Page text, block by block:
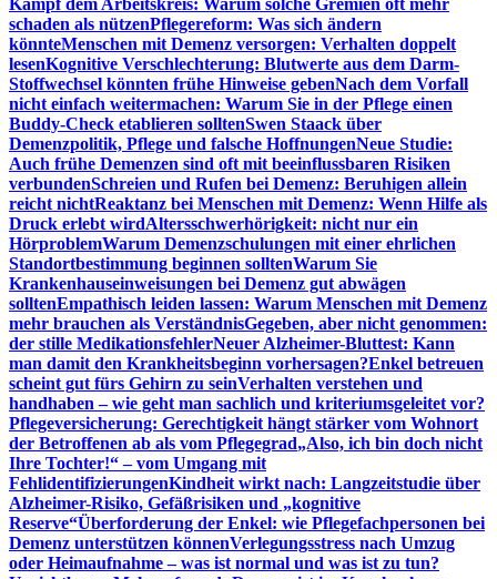
Kampf dem Arbeitskreis: Warum solche Gremien oft mehr
schaden als nützenPflegereform: Was sich ändern
könnteMenschen mit Demenz versorgen: Verhalten doppelt
lesenKognitive Verschlechterung: Blutwerte aus dem Darm-
Stoffwechsel könnten frühe Hinweise gebenNach dem Vorfall
nicht einfach weitermachen: Warum Sie in der Pflege einen
Buddy-Check etablieren solltenSwen Staack über
Demenzpolitik, Pflege und falsche HoffnungenNeue Studie:
Auch frühe Demenzen sind oft mit beeinflussbaren Risiken
verbundenSchreien und Rufen bei Demenz: Beruhigen allein
reicht nichtReaktanz bei Menschen mit Demenz: Wenn Hilfe als
Druck erlebt wirdAltersschwerhörigkeit: nicht nur ein
HörproblemWarum Demenzschulungen mit einer ehrlichen
Standortbestimmung beginnen solltenWarum Sie
Krankenhauseinweisungen bei Demenz gut abwägen
solltenEmpathisch leiden lassen: Warum Menschen mit Demenz
mehr brauchen als VerständnisGegeben, aber nicht genommen:
der stille MedikationsfehlerNeuer Alzheimer-Bluttest: Kann
man damit den Krankheitsbeginn vorhersagen?Enkel betreuen
scheint gut fürs Gehirn zu seinVerhalten verstehen und
handhaben – wie geht man sachlich und kriteriumsgeleitet vor?
Pflegeversicherung: Gerechtigkeit hängt stärker vom Wohnort
der Betroffenen ab als vom Pflegegrad„Also, ich bin doch nicht
Ihre Tochter!“ – vom Umgang mit
FehlidentifizierungenKindheit wirkt nach: Langzeitstudie über
Alzheimer-Risiko, Gefäßrisiken und „kognitive
Reserve“Überforderung der Enkel: wie Pflegefachpersonen bei
Demenz unterstützen könnenVerlegungsstress nach Umzug
oder Heimaufnahme – was ist normal und was ist zu tun?